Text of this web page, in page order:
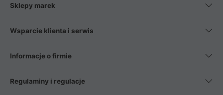
Sklepy marek
Wsparcie klienta i serwis
Informacje o firmie
Regulaminy i regulacje